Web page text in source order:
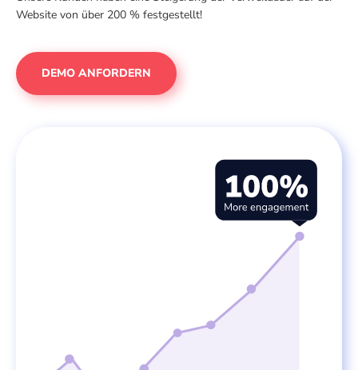
Website von über 200 % festgestellt!
DEMO ANFORDERN